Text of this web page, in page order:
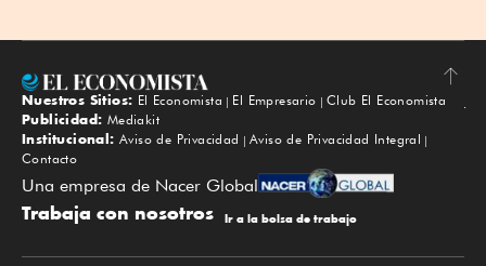
Subir
Nuestros Sitios: El Economista El Empresario
Club El Economista
Publicidad: Mediakit
Institucional: Aviso de Privacidad
Aviso de Privacidad Integral
Contacto
Una empresa de Nacer Global
Trabaja con nosotros Ir a la bolsa de trabajo